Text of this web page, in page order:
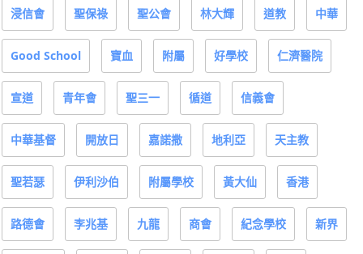
浸信會 聖保祿 聖公會 林大輝 道教 中華
Good School 寶血 附屬 好學校 仁濟醫院
宣道 青年會 聖三一 循道 信義會
中華基督 開放日 嘉諾撒 地利亞 天主教
聖若瑟 伊利沙伯 附屬學校 黃大仙 香港
路德會 李兆基 九龍 商會 紀念學校 新界